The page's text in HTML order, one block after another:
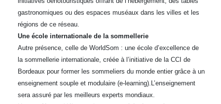
gastronomiques ou des espaces muséaux dans les villes et les
régions de ce réseau.
Une école internationale de la sommellerie
Autre présence, celle de WorldSom : une école d’excellence de
la sommellerie internationale, créée à l’initiative de la CCI de
Bordeaux pour former les sommeliers du monde entier grâce à un
enseignement souple et modulaire (e-learning).L’enseignement
sera assuré par les meilleurs experts mondiaux.